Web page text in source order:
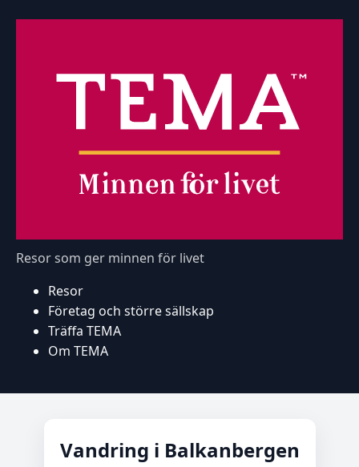
Resor som ger minnen för livet
Resor
Företag och större sällskap
Träffa TEMA
Om TEMA
Vandring i Balkanbergen